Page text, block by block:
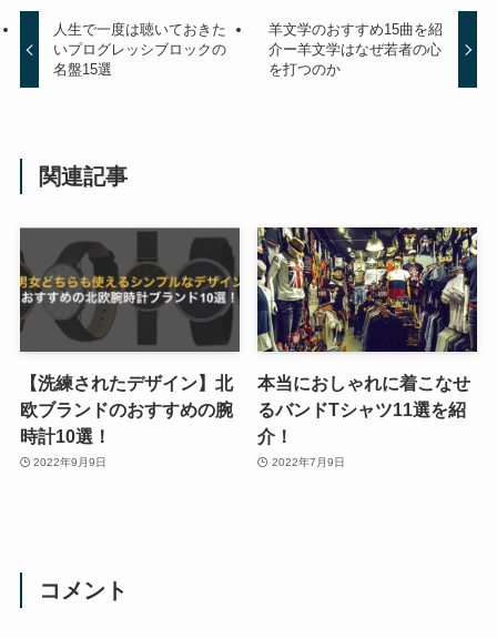
人生で一度は聴いておきた
いプログレッシブロックの
名盤15選
羊文学のおすすめ15曲を紹
介ー羊文学はなぜ若者の心
を打つのか
関連記事
【洗練されたデザイン】北
欧ブランドのおすすめの腕
時計10選！
2022年9月9日
本当におしゃれに着こなせ
るバンドTシャツ11選を紹
介！
2022年7月9日
コメント